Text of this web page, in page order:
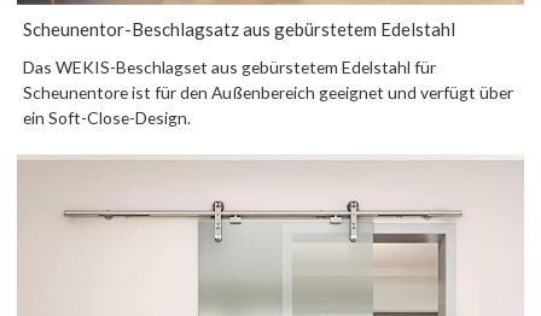
Scheunentor-Beschlagsatz aus gebürstetem Edelstahl
Das WEKIS-Beschlagset aus gebürstetem Edelstahl für
Scheunentore ist für den Außenbereich geeignet und verfügt über
ein Soft-Close-Design.